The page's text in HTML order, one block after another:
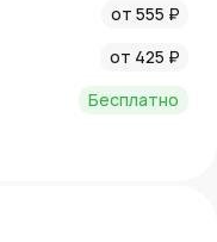
от 555 ₽
от 425 ₽
Бесплатно